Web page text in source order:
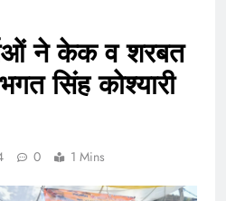
ने केक व शरबत
सिंह कोश्यारी
0 1 Mins